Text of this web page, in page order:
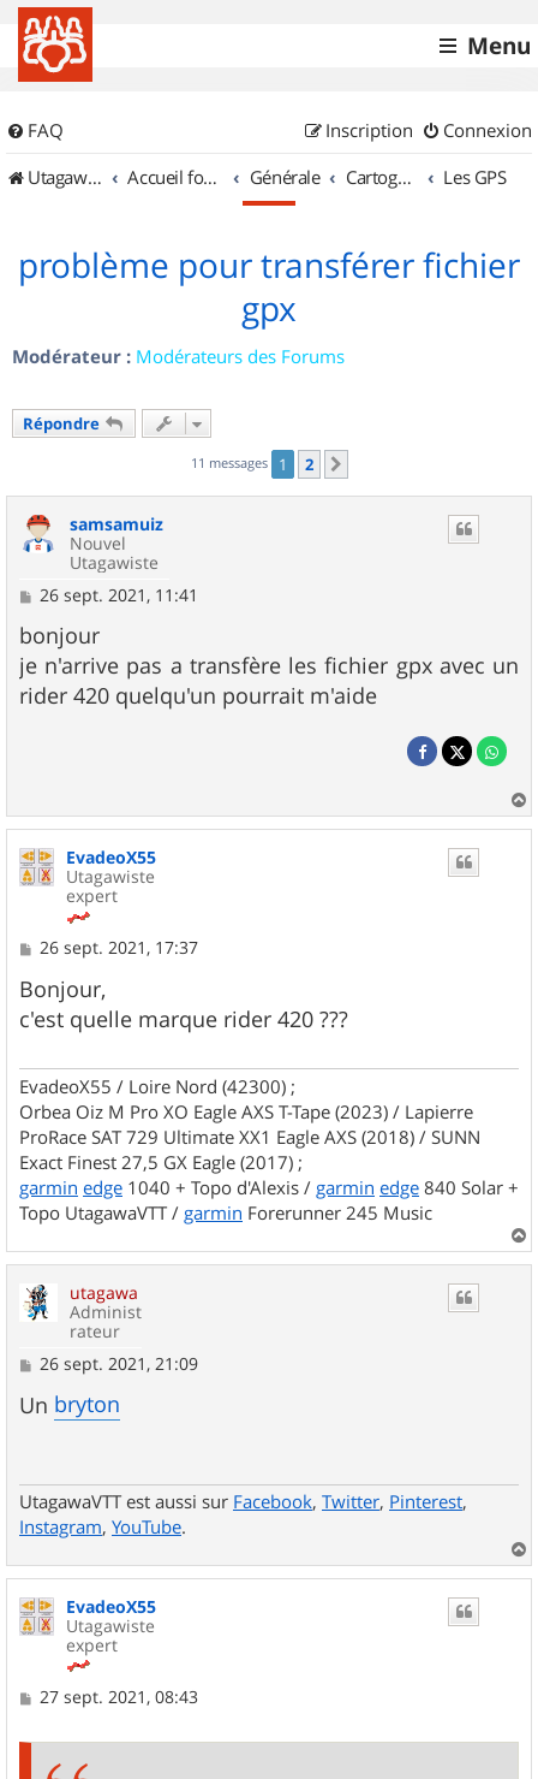
Menu
FAQ Connexion
Inscription
UtagawaVTT (Randos VTT et VTTAE avec traces GPS)
Accueil forum Générale Cartographie et GPS Les GPS
problème pour transférer fichier
gpx
Modérateur : Modérateurs des Forums
Répondre
11 messages 1 2
samsamuiz
Nouvel
Utagawiste
M
s
s
a
g
e
26 sept. 2021, 11:41
bonjour
je n'arrive pas a transfère les fichier gpx avec un
rider 420 quelqu'un pourrait m'aide
a
EvadeoX55
Utagawiste
expert
M
s
s
a
26 sept. 2021, 17:37
Bonjour,
c'est quelle marque rider 420 ???
EvadeoX55 / Loire Nord (42300) ;
Orbea Oiz M Pro XO Eagle AXS T-Tape (2023) / Lapierre
ProRace SAT 729 Ultimate XX1 Eagle AXS (2018) / SUNN
Exact Finest 27,5 GX Eagle (2017) ;
garmin edge 1040 + Topo d'Alexis / garmin edge 840 Solar +
Topo UtagawaVTT / garmin Forerunner 245 Music
a
utagawa
Administ
rateur
M
s
s
26 sept. 2021, 21:09
Un bryton
UtagawaVTT est aussi sur Facebook, Twitter, Pinterest,
Instagram, YouTube.
a
EvadeoX55
Utagawiste
expert
M
27 sept. 2021, 08:43